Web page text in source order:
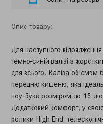
Опис товару:
Для наступного
темно-синій валізі з
для всього. Валіза об'ємом
передню кишеню, яка
ноутбука розміром до 15
Додатковий комфорт, у
ролики High End,